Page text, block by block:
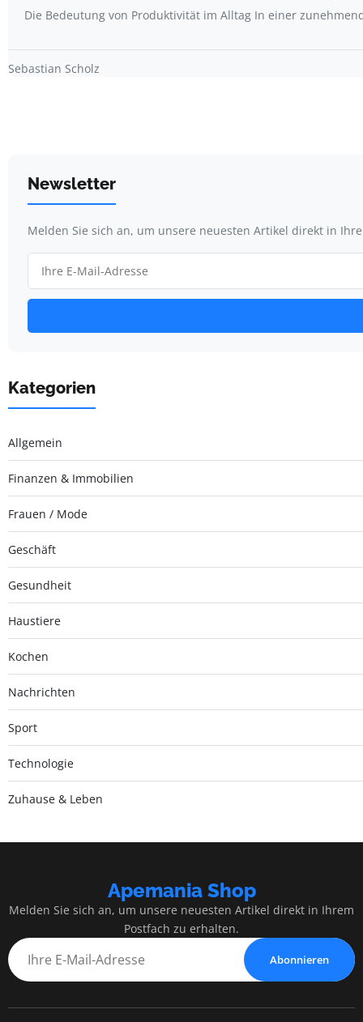
Die Bedeutung von Produktivität im Alltag In einer
Sebastian Scholz
Newsletter
Melden Sie sich an, um unsere neuesten Artikel direkt in
Kategorien
Allgemein
Finanzen & Immobilien
Frauen / Mode
Geschäft
Gesundheit
Haustiere
Kochen
Nachrichten
Sport
Technologie
Zuhause & Leben
Apemania Shop
Melden Sie sich an, um unsere neuesten Artikel direkt in Ihrem
Postfach zu erhalten.
Abonnieren